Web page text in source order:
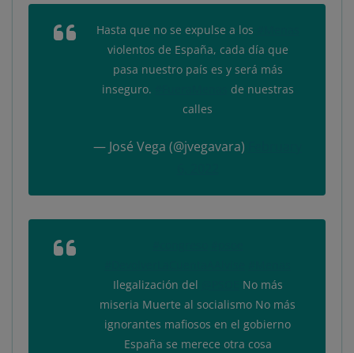
Hasta que no se expulse a los
violentos de España, cada día que
pasa nuestro país es y será más
inseguro.
de nuestras
calles
— José Vega (@jvegavara)
Ilegalización del
No más
miseria Muerte al socialismo No más
ignorantes mafiosos en el gobierno
España se merece otra cosa